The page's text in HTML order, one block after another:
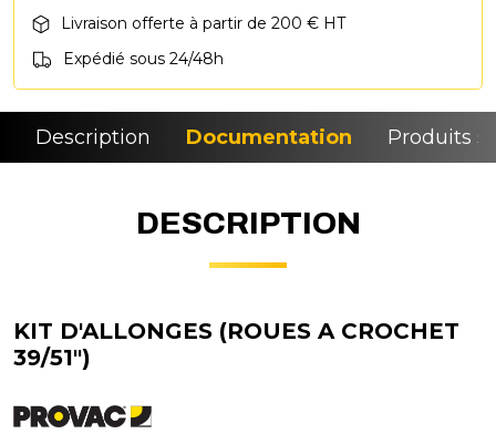
Livraison offerte à partir de 200 € HT
Expédié sous 24/48h
Description Documentation Produits
DESCRIPTION
KIT D'ALLONGES (ROUES A CROCHET
39/51")